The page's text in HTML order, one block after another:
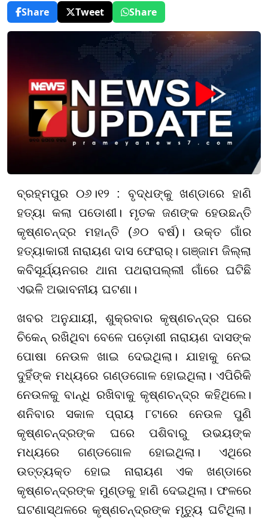
Share
Tweet Share
ବ୍ରହ୍ମପୁର ୦୬।୧୨ : ବୃଦ୍ଧଙ୍କୁ ଖଣ୍ଡାରେ ହାଣି
ହତ୍ୟା କଲା ପଡୋଶୀ। ମୃତକ ଜଣଙ୍କ ହେଉଛନ୍ତି
କୃଷ୍ଣଚନ୍ଦ୍ର ମହାନ୍ତି (୬୦ ବର୍ଷ)। ଉକ୍ତ ଗାଁର
ହତ୍ୟାକାରୀ ନାରାୟଣ ଦାସ ଫେରାର୍। ଗଞ୍ଜାମ ଜିଲ୍ଲା
କବିସୂର୍ଯ୍ୟନଗର ଥାନା ପଥରାପଲ୍ଲୀ ଗାଁରେ ଘଟିଛି
ଏଭଳି ଅଭାବନୀୟ ଘଟଣା।
ଖବର ଅନୁଯାୟୀ, ଶୁକ୍ରବାର କୃଷ୍ଣଚନ୍ଦ୍ର ଘରେ
ଚିକେନ୍ ରଖିଥିବା ବେଳେ ପଡ଼ୋଶୀ ନାରାୟଣ ଦାସଙ୍କ
ପୋଷା ନେଉଳ ଖାଇ ଦେଇଥିଲା। ଯାହାକୁ ନେଇ
ଦୁହିଁଙ୍କ ମଧ୍ୟରେ ଗଣ୍ଡଗୋଳ ହୋଇଥିଲା। ଏପିରିକି
ନେଉଳକୁ ବାନ୍ଧି ରଖିବାକୁ କୃଷ୍ଣଚନ୍ଦ୍ର କହିଥିଲେ।
ଶନିବାର ସକାଳ ପ୍ରାୟ ୮ଟାରେ ନେଉଳ ପୁଣି
କୃଷ୍ଣଚନ୍ଦ୍ରଙ୍କ ଘରେ ପଶିବାରୁ ଉଭୟଙ୍କ
ମଧ୍ୟରେ ଗଣ୍ଡଗୋଳ ହୋଇଥିଲା। ଏଥିରେ
ଉତ୍ତ୍ୟକ୍ତ ହୋଇ ନାରାୟଣ ଏକ ଖଣ୍ଡାରେ
କୃଷ୍ଣଚନ୍ଦ୍ରଙ୍କ ମୁଣ୍ଡକୁ ହାଣି ଦେଇଥିଲା। ଫଳରେ
ଘଟଣାସ୍ଥଳରେ କୃଷ୍ଣଚନ୍ଦ୍ରଙ୍କ ମୃତ୍ୟୁ ଘଟିଥିଲା।